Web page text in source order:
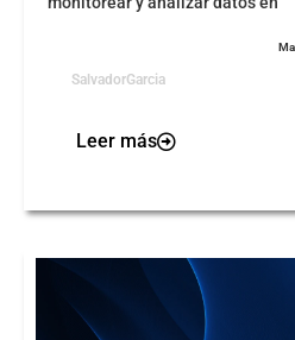
SalvadorGarcia
Leer más